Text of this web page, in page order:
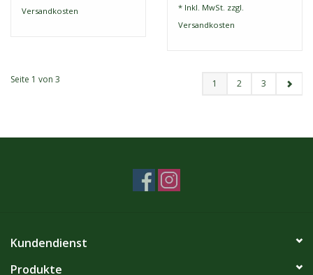
Versandkosten
* Inkl. MwSt. zzgl.
Versandkosten
Seite 1 von 3 1 2 3
Kundendienst
Produkte